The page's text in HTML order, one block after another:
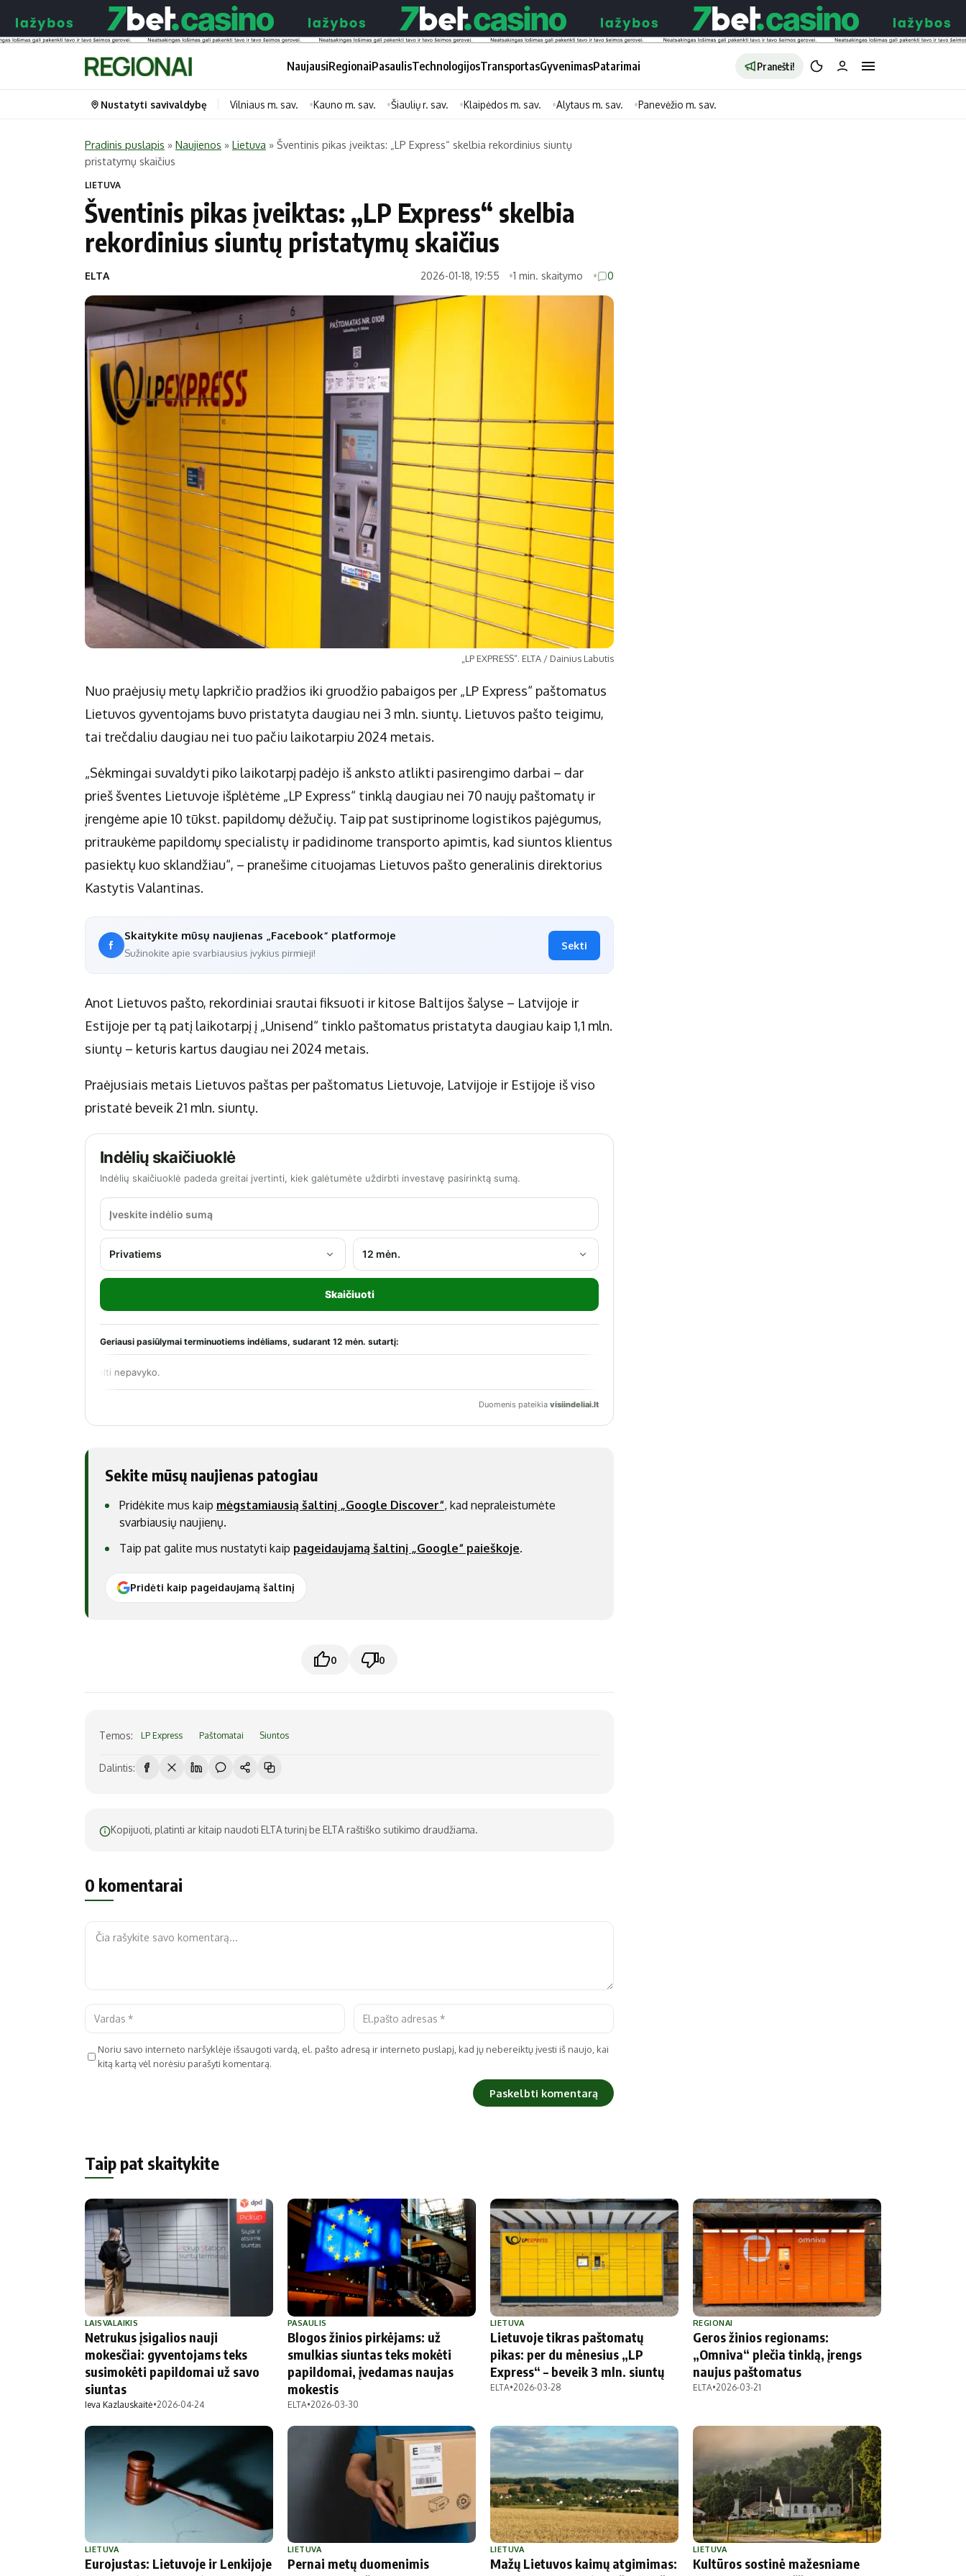
NaujausiRegionaiPasaulisTechnologijosTransportasGyvenimasPatarimai Pranešti!
Portalas
Savivaldybės
Naujausi
Politika
Patarimai
Dirbtinis intelektas
Gineso rekordai
Gyvenimas
Horoskopai
Sveikata
Dienos naujienos
Ekonomikos naujienos
Kauno miesto
Klaipėdos miesto
Alytaus miesto
Palangos miesto
Prienų rajono
Nustatyti savivaldybę Vilniaus m. sav. Kauno m. sav. Šiaulių r. sav. Klaipėdos m. sav. Alytaus m. sav. Panevėžio m. sav.
Pradinis puslapis » Naujienos » Lietuva » Šventinis pikas įveiktas: „LP Express“ skelbia rekordinius siuntų
pristatymų skaičius
LIETUVA
Šventinis pikas įveiktas: „LP Express“ skelbia
rekordinius siuntų pristatymų skaičius
ELTA 2026-01-18, 19:55 1 min. skaitymo 0
„LP EXPRESS“. ELTA / Dainius Labutis
Nuo praėjusių metų lapkričio pradžios iki gruodžio pabaigos per „LP Express“ paštomatus
Lietuvos gyventojams buvo pristatyta daugiau nei 3 mln. siuntų. Lietuvos pašto teigimu,
tai trečdaliu daugiau nei tuo pačiu laikotarpiu 2024 metais.
„Sėkmingai suvaldyti piko laikotarpį padėjo iš anksto atlikti pasirengimo darbai – dar
prieš šventes Lietuvoje išplėtėme „LP Express“ tinklą daugiau nei 70 naujų paštomatų ir
įrengėme apie 10 tūkst. papildomų dėžučių. Taip pat sustiprinome logistikos pajėgumus,
pritraukėme papildomų specialistų ir padidinome transporto apimtis, kad siuntos klientus
pasiektų kuo sklandžiau“, – pranešime cituojamas Lietuvos pašto generalinis direktorius
Kastytis Valantinas.
Skaitykite mūsų naujienas „Facebook“ platformoje
Sužinokite apie svarbiausius įvykius pirmieji!
Sekti
Anot Lietuvos pašto, rekordiniai srautai fiksuoti ir kitose Baltijos šalyse – Latvijoje ir
Estijoje per tą patį laikotarpį į „Unisend“ tinklo paštomatus pristatyta daugiau kaip 1,1 mln.
siuntų – keturis kartus daugiau nei 2024 metais.
Praėjusiais metais Lietuvos paštas per paštomatus Lietuvoje, Latvijoje ir Estijoje iš viso
pristatė beveik 21 mln. siuntų.
Sekite mūsų naujienas patogiau
Pridėkite mus kaip mėgstamiausią šaltinį „Google Discover“, kad nepraleistumėte
svarbiausių naujienų.
Taip pat galite mus nustatyti kaip pageidaujamą šaltinį „Google“ paieškoje.
Pridėti kaip pageidaujamą šaltinį
0 0
Temos: LP Express Paštomatai Siuntos
Dalintis:
Kopijuoti, platinti ar kitaip naudoti ELTA turinį be ELTA raštiško sutikimo draudžiama.
0 komentarai
Noriu savo interneto naršyklėje išsaugoti vardą, el. pašto adresą ir interneto puslapį, kad jų nebereiktų įvesti iš naujo, kai
kitą kartą vėl norėsiu parašyti komentarą.
Taip pat skaitykite
LAISVALAIKIS
Netrukus įsigalios nauji
mokesčiai: gyventojams teks
susimokėti papildomai už savo
siuntas
Ieva Kazlauskaitė•2026-04-24
PASAULIS
Blogos žinios pirkėjams: už
smulkias siuntas teks mokėti
papildomai, įvedamas naujas
mokestis
ELTA•2026-03-30
LIETUVA
Lietuvoje tikras paštomatų
pikas: per du mėnesius „LP
Express“ – beveik 3 mln. siuntų
ELTA•2026-03-28
REGIONAI
Geros žinios regionams:
„Omniva“ plečia tinklą, įrengs
naujus paštomatus
ELTA•2026-03-21
LIETUVA
Eurojustas: Lietuvoje ir Lenkijoje
LIETUVA
Pernai metų duomenimis
LIETUVA
Mažų Lietuvos kaimų atgimimas:
LIETUVA
Kultūros sostinė mažesniame